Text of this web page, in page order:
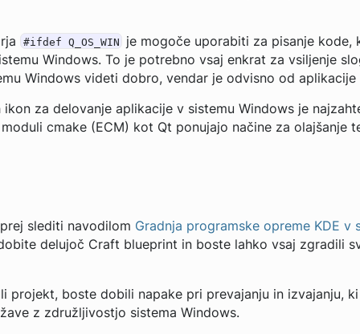
#ifdef Q_OS_WIN
je mogoče uporabiti za pisanje kode,
Windows. To je potrebno vsaj enkrat za vsiljenje
Windows videti dobro, vendar je odvisno od
za delovanje aplikacije v sistemu Windows je
cmake (ECM) kot Qt ponujajo načine za olajšanje
slediti navodilom Gradnja programske opreme KDE v
delujoč Craft blueprint in boste lahko vsaj zgradili
projekt, boste dobili napake pri prevajanju in izvajanju,
z združljivostjo sistema Windows.